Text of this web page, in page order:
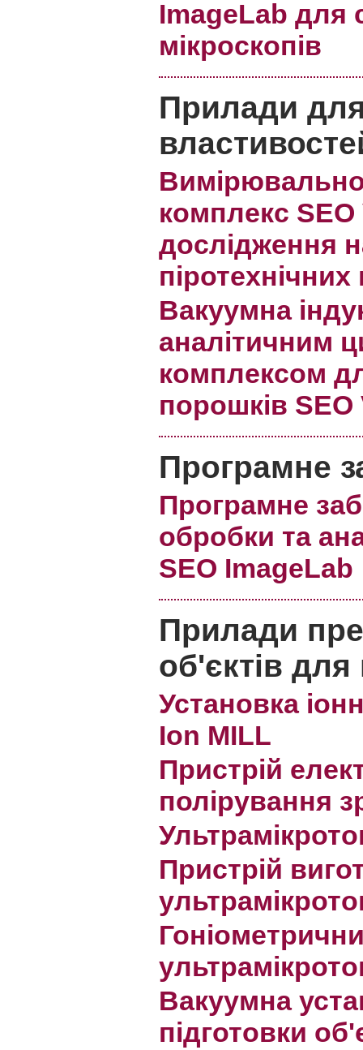
ImageLab для
мікроскопів
Прилади
комплекс
дослідження
Вакуумна
аналітичним
комплексом
порошків SEO
Програмне
Програмне
обробки та
SEO ImageLab
Прилади
об'єктів для
Установка
Ion MILL
Пристрій
полірування
Пристрій
Вакуумна
підготовки